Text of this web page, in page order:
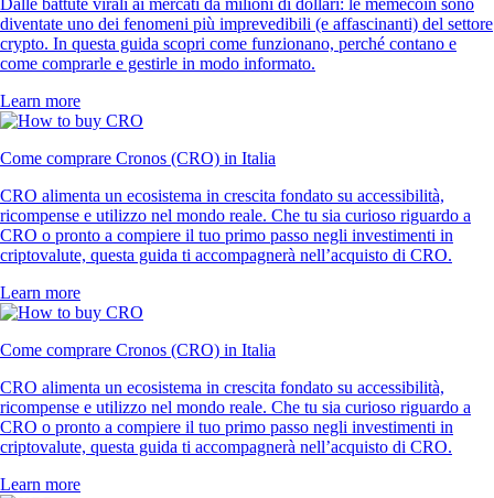
Dalle battute virali ai mercati da milioni di dollari: le memecoin sono
diventate uno dei fenomeni più imprevedibili (e affascinanti) del settore
crypto. In questa guida scopri come funzionano, perché contano e
come comprarle e gestirle in modo informato.
Learn more
Come comprare Cronos (CRO) in Italia
CRO alimenta un ecosistema in crescita fondato su accessibilità,
ricompense e utilizzo nel mondo reale. Che tu sia curioso riguardo a
CRO o pronto a compiere il tuo primo passo negli investimenti in
criptovalute, questa guida ti accompagnerà nell’acquisto di CRO.
Learn more
Come comprare Cronos (CRO) in Italia
CRO alimenta un ecosistema in crescita fondato su accessibilità,
ricompense e utilizzo nel mondo reale. Che tu sia curioso riguardo a
CRO o pronto a compiere il tuo primo passo negli investimenti in
criptovalute, questa guida ti accompagnerà nell’acquisto di CRO.
Learn more